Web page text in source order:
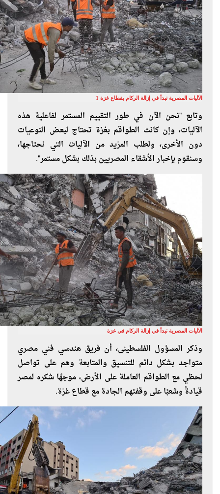
الآليات المصرية تبدأ في إزالة الركام بقطاع غزة 1
وتابع "نحن الآن في طور التقييم المستمر لفاعلية هذه
الآليات، وإن كانت الطواقم بغزة تحتاج لبعض النوعيات
دون الأخرى، ولطلب المزيد من الآليات التي نحتاجها،
وسنقوم بإخبار الأشقاء المصريين بذلك بشكل مستمر".
الآليات المصرية تبدأ في إزالة الركام في غزة
وذكر المسؤول الفلسطينى، أن فريق هندسي فني مصري
متواجد بشكل دائم للتنسيق والمتابعة وهم على تواصل
لحظي مع الطواقم العاملة على الأرض، موجهًا شكره لمصر
قيادةً وشعبًا على وقفتهم الجادة مع قطاع غزة.